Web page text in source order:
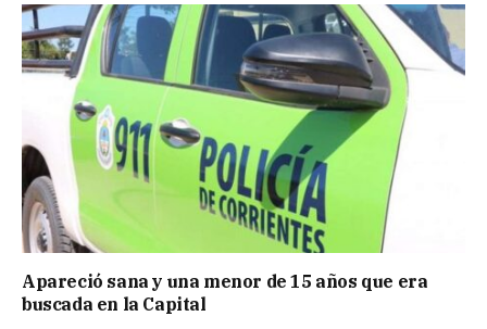
Apareció sana y una menor de 15 años que era
buscada en la Capital